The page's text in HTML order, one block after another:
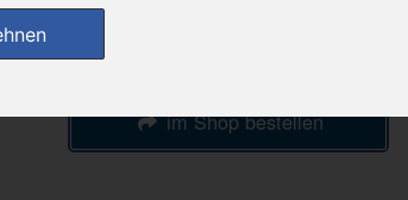
im Shop bestellen